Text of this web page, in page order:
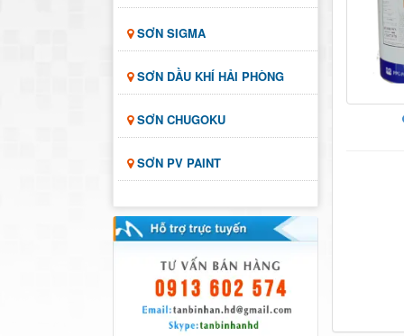
SƠN SIGMA
SƠN DẦU KHÍ HẢI PHÒNG
SƠN CHUGOKU
SƠN PV PAINT